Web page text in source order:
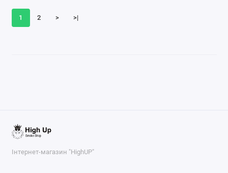
1 2 > >|
Інтернет-магазин "HighUP"